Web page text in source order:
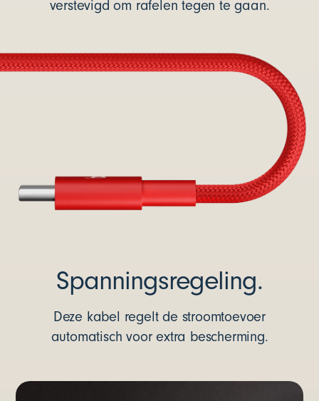
verstevigd om rafelen tegen te gaan.
Spanningsregeling.
Deze kabel regelt de stroomtoevoer
automatisch voor extra bescherming.